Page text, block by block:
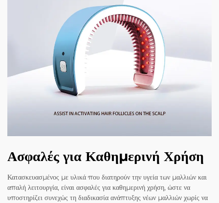
Ασφαλές για Καθημερινή Χρήση
Κατασκευασμένος με υλικά που διατηρούν την υγεία των μαλλιών και
απαλή λειτουργία, είναι ασφαλές για καθημερινή χρήση, ώστε να
υποστηρίζει συνεχώς τη διαδικασία ανάπτυξης νέων μαλλιών χωρίς να